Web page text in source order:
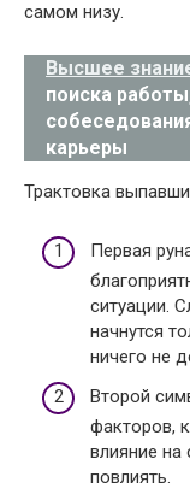
самом низу.
Высшее
поиска
карьеры
Трактовка
Первая
ситуации.
начнутся
ничего не
Второй
факторов,
влияние на
повлиять.